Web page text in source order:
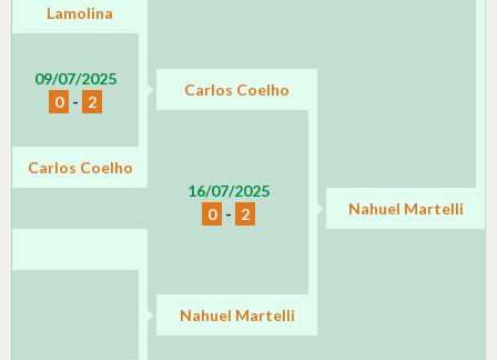
Lamolina
09/07/2025
0 - 2
Carlos Coelho
16/07/2025
0 - 2
Carlos Coelho
Nahuel Martelli
Nahuel Martelli